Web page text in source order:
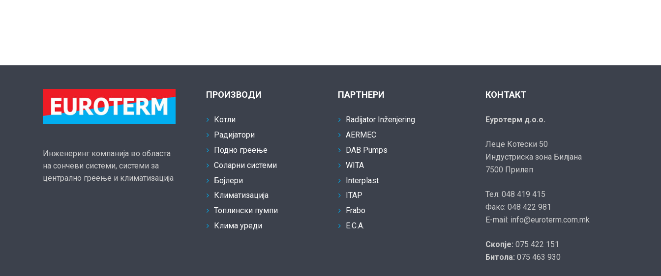
Инженеринг компанија во областа
на сончеви системи, системи за
централно греење и климатизација
ПРОИЗВОДИ
Котли
Радијатори
Подно греење
Соларни системи
Бојлери
Климатизација
Топлински пумпи
Клима уреди
ПАРТНЕРИ
Radijator Inženjering
AERMEC
DAB Pumps
WITA
Interplast
ITAP
Frabo
E.C.A.
КОНТАКТ
Еуротерм д.о.о.
Леце Котески 50
Индустриска зона Билјана
7500 Прилеп
Тел: 048 419 415
Факс: 048 422 981
E-mail: info@euroterm.com.mk
Скопје: 075 422 151
Битола: 075 463 930